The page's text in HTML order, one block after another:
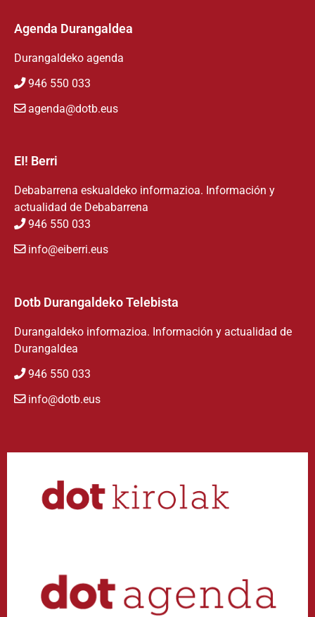
Agenda Durangaldea
Durangaldeko agenda
946 550 033
agenda@dotb.eus
EI! Berri
Debabarrena eskualdeko informazioa. Información y
actualidad de Debabarrena
946 550 033
info@eiberri.eus
Dotb Durangaldeko Telebista
Durangaldeko informazioa. Información y actualidad de
Durangaldea
946 550 033
info@dotb.eus